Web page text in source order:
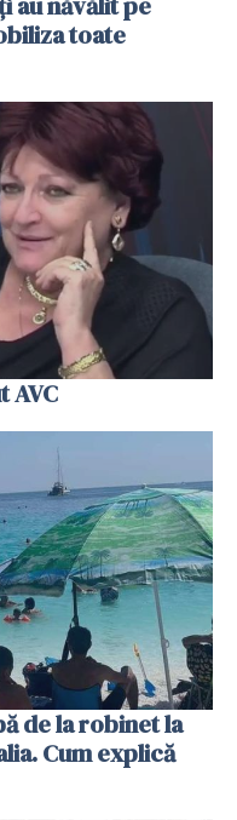
toate
AVC
de la robinet la
Cum explică